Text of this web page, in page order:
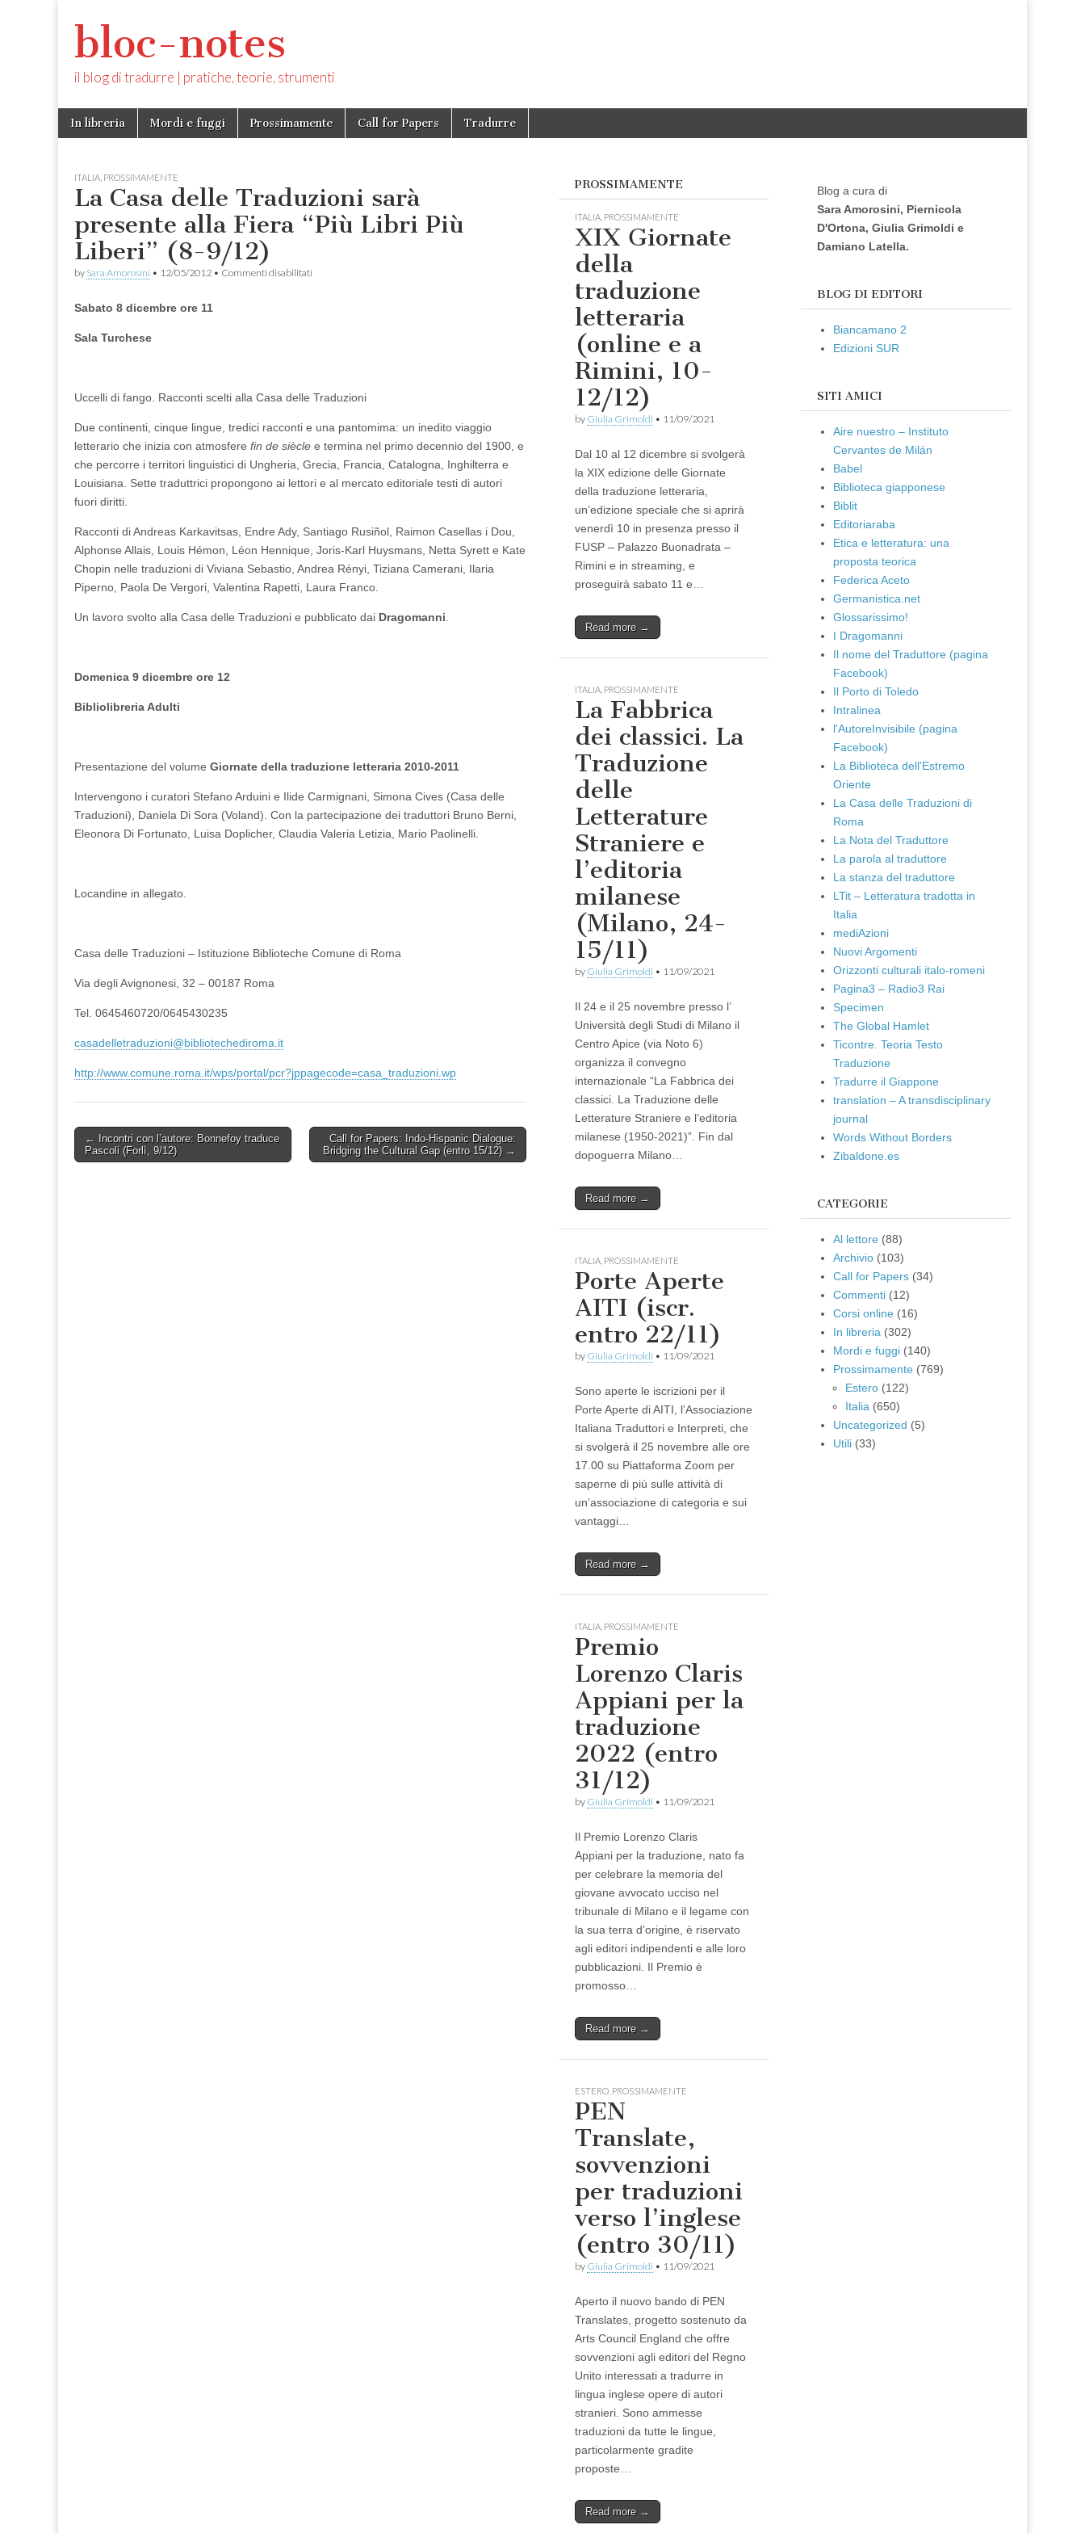
bloc-notes
il blog di tradurre | pratiche, teorie, strumenti
Main
menu
Skip
In libreria Mordi e fuggi Prossimamente Call for Papers Tradurre
ITALIA PROSSIMAMENTE
La Casa delle Traduzioni sarà
presente alla Fiera “Più Libri Più
Liberi” (8-9/12)
by Sara Amorosini • 12/05/2012 • Commenti disabilitati
Libri
Liberi”
9/12)
Sabato 8 dicembre ore 11
Sala Turchese
Uccelli di fango. Racconti scelti alla Casa delle Traduzioni
Due continenti, cinque lingue, tredici racconti e una pantomima: un inedito viaggio
letterario che inizia con atmosfere fin de siècle e termina nel primo decennio del 1900, e
che percorre i territori linguistici di Ungheria, Grecia, Francia, Catalogna, Inghilterra e
Louisiana. Sette traduttrici propongono ai lettori e al mercato editoriale testi di autori
fuori diritti.
Racconti di Andreas Karkavitsas, Endre Ady, Santiago Rusiñol, Raimon Casellas i Dou,
Alphonse Allais, Louis Hémon, Léon Hennique, Joris-Karl Huysmans, Netta Syrett e Kate
Chopin nelle traduzioni di Viviana Sebastio, Andrea Rényi, Tiziana Camerani, Ilaria
Piperno, Paola De Vergori, Valentina Rapetti, Laura Franco.
Un lavoro svolto alla Casa delle Traduzioni e pubblicato dai Dragomanni
Domenica 9 dicembre ore 12
Bibliolibreria Adulti
Presentazione del volume Giornate della traduzione letteraria 2010-2011
Intervengono i curatori Stefano Arduini e Ilide Carmignani, Simona Cives (Casa delle
Traduzioni), Daniela Di Sora (Voland). Con la partecipazione dei traduttori Bruno Berni,
Eleonora Di Fortunato, Luisa Doplicher, Claudia Valeria Letizia, Mario Paolinelli.
Locandine in allegato.
Casa delle Traduzioni – Istituzione Biblioteche Comune di Roma
Via degli Avignonesi, 32 – 00187 Roma
Tel. 0645460720/0645430235
casadelletraduzioni@bibliotechediroma.it
http://www.comune.roma.it/wps/portal/pcr?jppagecode=casa_ traduzioni.wp
Post
navigation
← Incontri con l’autore: Bonnefoy traduce
Pascoli (Forlì, 9/12)
Call for Papers: Indo-Hispanic Dialogue:
Bridging the Cultural Gap (entro 15/12) →
PROSSIMAMENTE
ITALIA PROSSIMAMENTE
XIX Giornate
della
traduzione
letteraria
(online e a
Rimini, 10-
12/12)
by Giulia Grimoldi • 11/09/2021
Dal 10 al 12 dicembre si svolgerà
la XIX edizione delle Giornate
della traduzione letteraria,
un’edizione speciale che si aprirà
venerdì 10 in presenza presso il
FUSP – Palazzo Buonadrata –
Rimini e in streaming, e
proseguirà sabato 11 e…
Read more →
ITALIA PROSSIMAMENTE
La Fabbrica
dei classici. La
Traduzione
delle
Letterature
Straniere e
l’editoria
milanese
(Milano, 24-
15/11)
by Giulia Grimoldi • 11/09/2021
Il 24 e il 25 novembre presso l’
Università degli Studi di Milano il
Centro Apice (via Noto 6)
organizza il convegno
internazionale “La Fabbrica dei
classici. La Traduzione delle
Letterature Straniere e l’editoria
milanese (1950-2021)”. Fin dal
dopoguerra Milano…
Read more →
ITALIA PROSSIMAMENTE
Porte Aperte
AITI (iscr.
entro 22/11)
by Giulia Grimoldi • 11/09/2021
Sono aperte le iscrizioni per il
Porte Aperte di AITI, l’Associazione
Italiana Traduttori e Interpreti, che
si svolgerà il 25 novembre alle ore
17.00 su Piattaforma Zoom per
saperne di più sulle attività di
un’associazione di categoria e sui
vantaggi…
Read more →
ITALIA PROSSIMAMENTE
Premio
Lorenzo Claris
Appiani per la
traduzione
2022 (entro
31/12)
by Giulia Grimoldi • 11/09/2021
Il Premio Lorenzo Claris
Appiani per la traduzione, nato fa
per celebrare la memoria del
giovane avvocato ucciso nel
tribunale di Milano e il legame con
la sua terra d’origine, è riservato
agli editori indipendenti e alle loro
pubblicazioni. Il Premio è
promosso…
Read more →
ESTERO PROSSIMAMENTE
PEN
Translate,
sovvenzioni
per traduzioni
verso l’inglese
(entro 30/11)
by Giulia Grimoldi • 11/09/2021
Aperto il nuovo bando di PEN
Translates, progetto sostenuto da
Arts Council England che offre
sovvenzioni agli editori del Regno
Unito interessati a tradurre in
lingua inglese opere di autori
stranieri. Sono ammesse
traduzioni da tutte le lingue,
particolarmente gradite
proposte…
Read more →
Blog a cura di
Sara Amorosini, Piernicola
D'Ortona, Giulia Grimoldi e
Damiano Latella.
BLOG DI EDITORI
Biancamano 2
Edizioni SUR
SITI AMICI
Aire nuestro – Instituto
Cervantes de Milán
Babel
Biblioteca giapponese
Biblit
Editoriaraba
Etica e letteratura: una
proposta teorica
Federica Aceto
Germanistica.net
Glossarissimo!
I Dragomanni
Il nome del Traduttore (pagina
Facebook)
Il Porto di Toledo
Intralinea
l'AutoreInvisibile (pagina
Facebook)
La Biblioteca dell'Estremo
Oriente
La Casa delle Traduzioni di
Roma
La Nota del Traduttore
La parola al traduttore
La stanza del traduttore
LTit – Letteratura tradotta in
Italia
mediAzioni
Nuovi Argomenti
Orizzonti culturali italo-romeni
Pagina3 – Radio3 Rai
Specimen
The Global Hamlet
Ticontre. Teoria Testo
Traduzione
Tradurre il Giappone
translation – A transdisciplinary
journal
Words Without Borders
Zibaldone.es
CATEGORIE
Al lettore (88)
Archivio (103)
Call for Papers (34)
Commenti (12)
Corsi online (16)
In libreria (302)
Mordi e fuggi (140)
Prossimamente (769)
Estero (122)
Italia (650)
Uncategorized (5)
Utili (33)